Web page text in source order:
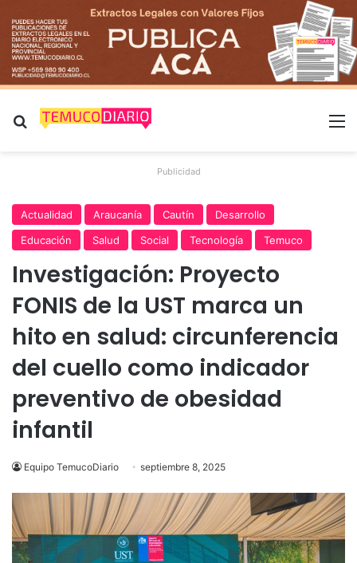
Buscar por
Publicidad
Actualidad Araucanía Cautín
Desarrollo
Educación
Salud Social Tecnología Temuco
Investigación: Proyecto
FONIS de la UST marca un
hito en salud: circunferencia
del cuello como indicador
preventivo de obesidad
infantil
Equipo TemucoDiario septiembre 8, 2025